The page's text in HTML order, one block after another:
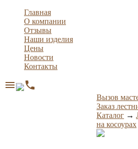
Главная
О компании
Отзывы
Наши изделия
Цены
Новости
Контакты
menu phone
Вызов
Заказ
Каталог →
на косоурах